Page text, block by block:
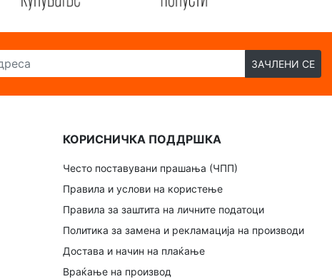
ЗАЧЛЕНИ СЕ
КОРИСНИЧКА ПОДДРШКА
Често поставувани прашања (ЧПП)
Правила и услови на користење
Правила за заштита на личните податоци
Политика за замена и рекламација на производи
Достава и начин на плаќање
Враќање на производ